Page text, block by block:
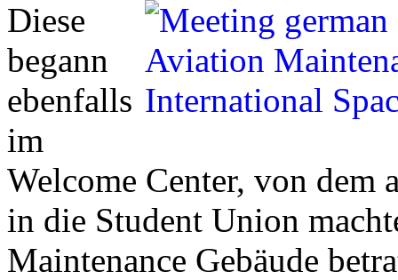
Diese
begann
ebenfalls
im
Welcome Center, von dem
in die Student Union
Maintenance Gebäude